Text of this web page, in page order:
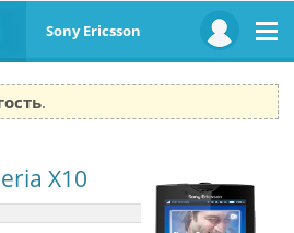
Sony Ericsson
.
X10